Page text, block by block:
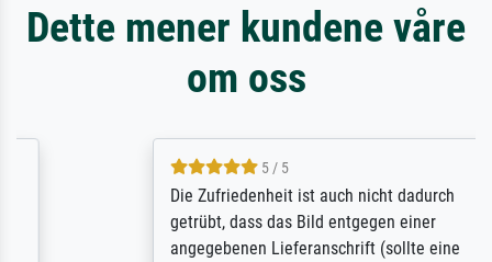
Dette mener kundene våre
om oss
5 / 5
Die Zufriedenheit ist auch nicht dadurch
getrübt, dass das Bild entgegen einer
angegebenen Lieferanschrift (sollte eine